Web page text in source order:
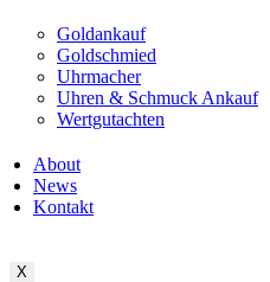
Goldankauf
Goldschmied
Uhrmacher
Uhren & Schmuck Ankauf
Wertgutachten
About
News
Kontakt
X